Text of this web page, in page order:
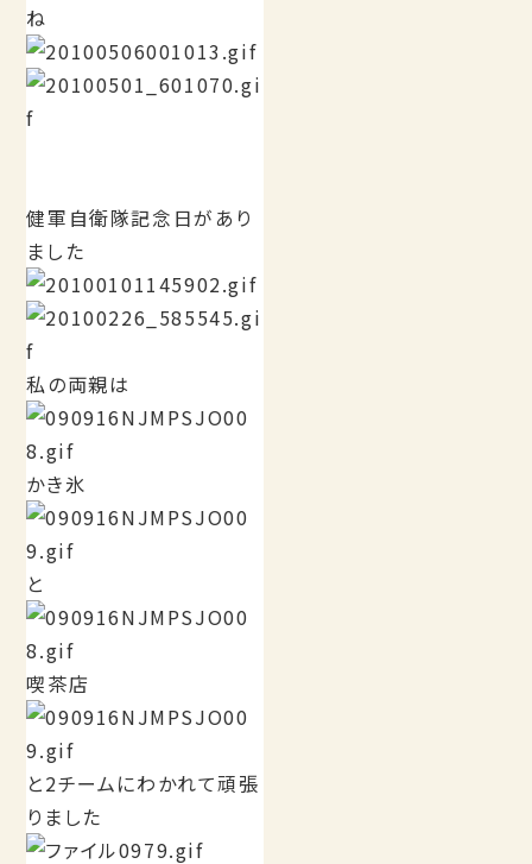
ね
健軍自衛隊記念日があり
ました
私の両親は
かき氷
と
喫茶店
と2チームにわかれて頑張
りました